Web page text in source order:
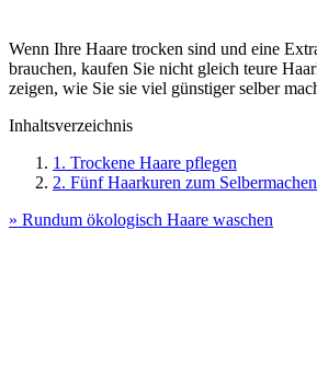
Wenn Ihre Haare trocken sind und eine
brauchen, kaufen Sie nicht gleich teure
zeigen, wie Sie sie viel günstiger selber
Inhaltsverzeichnis
1. Trockene Haare pflegen
2. Fünf Haarkuren zum Selbermachen
» Rundum ökologisch Haare waschen